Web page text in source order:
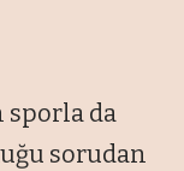
sporla da
sorudan